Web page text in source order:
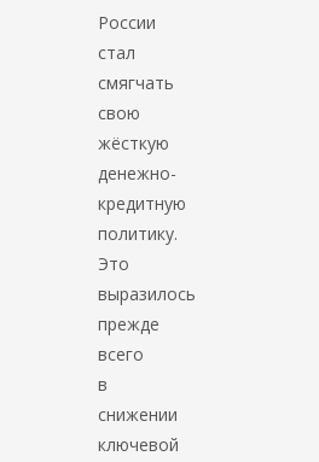
России
стал
смягчать
свою
жёсткую
денежно-
кредитную
политику.
Это
выразилось
прежде
всего
в
снижении
ключевой